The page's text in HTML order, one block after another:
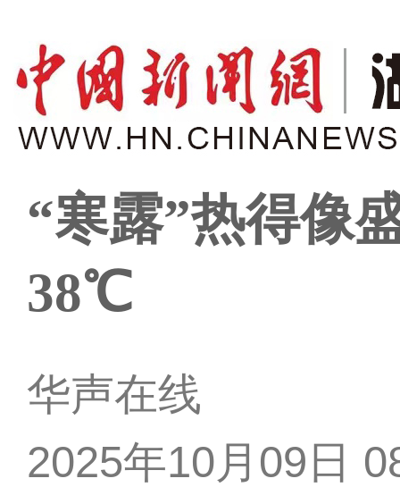
“寒露”热得像
38℃
华声在线
2025年10月09日